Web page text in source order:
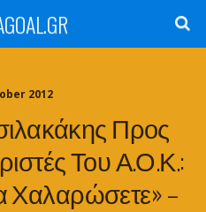
2012
Προς
Του Α.Ο.Κ.:
Χαλαρώσετε» –